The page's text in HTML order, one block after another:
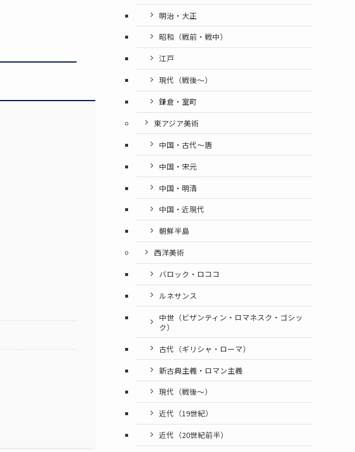
明治・大正
昭和（戦前・戦中）
江戸
現代（戦後〜）
鎌倉・室町
東アジア美術
中国・古代〜唐
中国・宋元
中国・明清
中国・近現代
朝鮮半島
西洋美術
バロック・ロココ
ルネサンス
中世（ビザンティン・ロマネスク・ゴシッ
ク）
古代（ギリシャ・ローマ）
新古典主義・ロマン主義
現代（戦後〜）
近代（19世紀）
近代（20世紀前半）